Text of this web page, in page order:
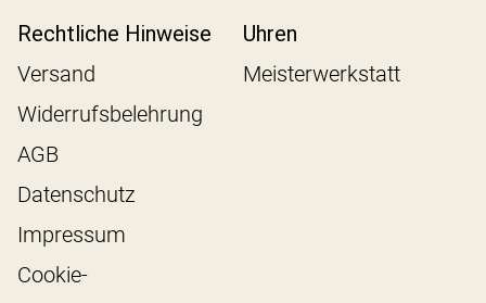
Rechtliche Hinweise
Versand
Widerrufsbelehrung
AGB
Datenschutz
Impressum
Cookie-
Uhren
Meisterwerkstatt